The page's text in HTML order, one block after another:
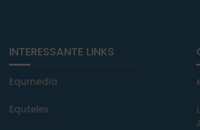
INTERESSANTE LINKS
Equmedia
Equtelex